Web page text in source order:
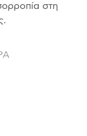
στη